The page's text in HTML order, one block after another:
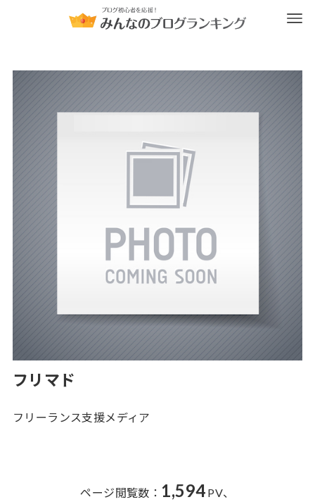
フリマド
フリーランス支援メディア
ページ閲覧数： 1,594 PV、